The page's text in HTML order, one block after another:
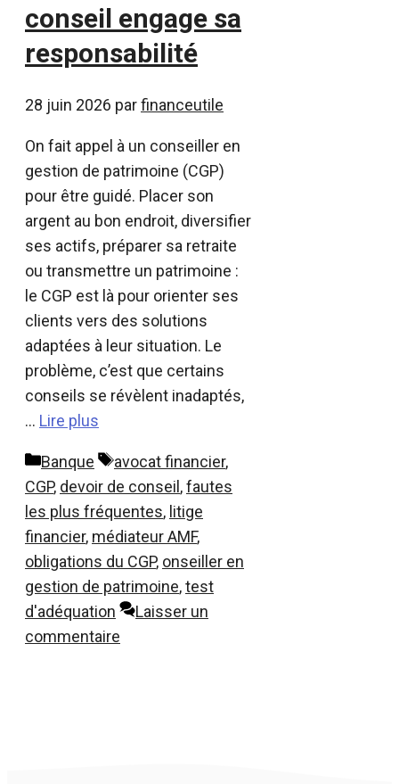
conseil engage sa
responsabilité
28 juin 2026 parfinanceutile
On fait appel à un conseiller en
gestion de patrimoine (CGP)
pour être guidé. Placer son
argent au bon endroit, diversifier
ses actifs, préparer sa retraite
ou transmettre un patrimoine :
le CGP est là pour orienter ses
clients vers des solutions
adaptées à leur situation. Le
problème, c’est que certains
conseils se révèlent inadaptés,
… Lire plus
Catégories
Banque Étiquettes
avocat financier,
CGP, devoir de conseil,fautes
les plus fréquentes, litige
financier, médiateur AMF,
obligations du CGP, onseiller en
gestion de patrimoine,test
d'adéquation
Laisser un
commentaire